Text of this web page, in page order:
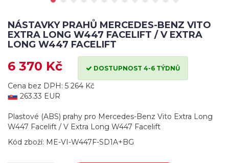
NÁSTAVKY PRAHŮ MERCEDES-BENZ VITO
EXTRA LONG W447 FACELIFT / V EXTRA
LONG W447 FACELIFT
6 370 Kč DOSTUPNOST 4-6 TÝDNŮ
Cena bez DPH: 5 264 Kč
263.33 EUR
Plastové (ABS) prahy pro Mercedes-Benz Vito Extra Long
W447 Facelift / V Extra Long W447 Facelift
Kód zboží: ME-VI-W447F-SD1A+BG